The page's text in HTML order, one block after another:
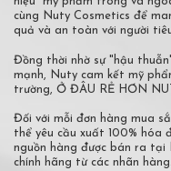
cùng Nuty Cosmetics để
quả và an toàn với người
Đồng thời nhờ sự "hậu
mạnh, Nuty cam kết mỹ
trường, Ở ĐÂU RẺ HƠN
Đối với mỗi đơn hàng mua
thể yêu cầu xuất 100% hóa
nguồn hàng được bán ra tại
chính hãng từ các nhãn hàng.